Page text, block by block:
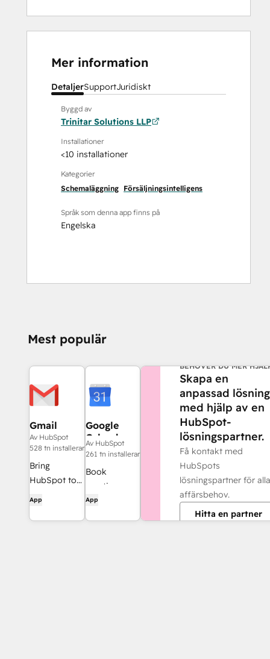
Mer information
DetaljerSupportJuridiskt
Byggd av
Trinitar Solutions LLP
Installationer
<10 installationer
Kategorier
Schemaläggning Försäljningsintelligens
Språk som denna app finns på
Engelska
Mest populär
Gmail
Av HubSpot
528 tn installerar
Bring
HubSpot to
HubSpot
App
Google
Calendar
Av HubSpot
261 tn installerar
Book
meetings
quickly and
App
BEHÖVER DU MER
Skapa en
anpassad lösning
med hjälp av en
HubSpot-
lösningspartner.
Få kontakt med
HubSpots
lösningspartner för alla
affärsbehov.
Hitta en partner